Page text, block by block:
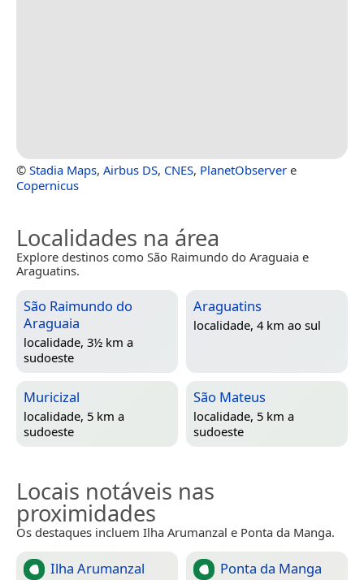
© Stadia Maps, Airbus DS, CNES, PlanetObserver e
Copernicus
Localidades na área
Explore destinos como São Raimundo do Araguaia e
Araguatins.
São Raimundo do
Araguaia
localidade, 3½ km a
sudoeste
Araguatins
localidade, 4 km ao sul
Muricizal
localidade, 5 km a
sudoeste
São Mateus
localidade, 5 km a
sudoeste
Locais notáveis nas
proximidades
Os destaques incluem Ilha Arumanzal e Ponta da Manga.
Ilha Arumanzal Ponta da Manga